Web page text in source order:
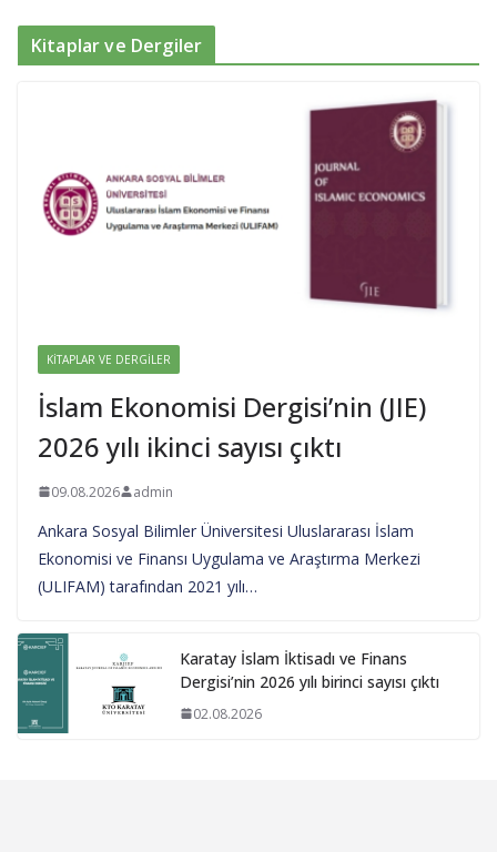
Kitaplar ve Dergiler
KITAPLAR VE DERGILER
İslam Ekonomisi Dergisi’nin (JIE)
2026 yılı ikinci sayısı çıktı
09.08.2026 admin
Ankara Sosyal Bilimler Üniversitesi Uluslararası İslam
Ekonomisi ve Finansı Uygulama ve Araştırma Merkezi
(ULIFAM) tarafından 2021 yılı…
Karatay İslam İktisadı ve Finans
Dergisi’nin 2026 yılı birinci sayısı çıktı
02.08.2026